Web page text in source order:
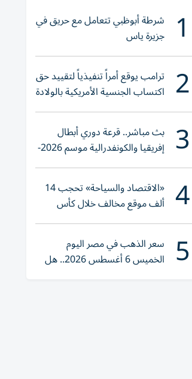
1 شرطة أبوظبي تتعامل مع حريق في
جزيرة ياس
2 ترامب يوقع أمراً تنفيذياً لتقييد حق
اكتساب الجنسية الأمريكية بالولادة
3 بث مباشر.. قرعة دوري أبطال
إفريقيا والكونفدرالية موسم 2026-
2027
4 «الاقتصاد والسياحة» تحجب 14
ألف موقع مخالف خلال كأس
العالم 2026
5 سعر الذهب في مصر اليوم
الخميس 6 أغسطس 2026.. هل